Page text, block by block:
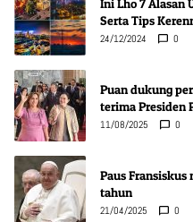
Ini Lho 7 Alasan
Serta Tips
24/12/2024 0
Puan dukung
terima Presiden
11/08/2025 0
Paus
tahun
21/04/2025 0